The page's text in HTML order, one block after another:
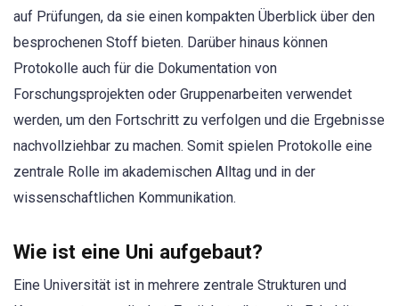
auf Prüfungen, da sie einen kompakten Überblick über den
besprochenen Stoff bieten. Darüber hinaus können
Protokolle auch für die Dokumentation von
Forschungsprojekten oder Gruppenarbeiten verwendet
werden, um den Fortschritt zu verfolgen und die Ergebnisse
nachvollziehbar zu machen. Somit spielen Protokolle eine
zentrale Rolle im akademischen Alltag und in der
wissenschaftlichen Kommunikation.
Wie ist eine Uni aufgebaut?
Eine Universität ist in mehrere zentrale Strukturen und